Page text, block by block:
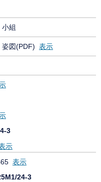
小組
姿図(PDF)
3
24-3